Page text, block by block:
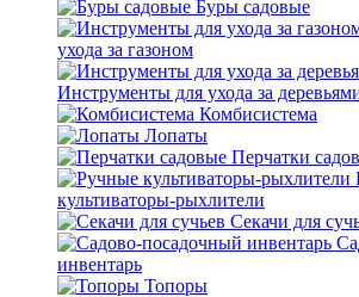
Буры садовые
ухода за газоном
Инструменты для ухода за
Комбисистема
Лопаты
Перчатки
культиваторы-рыхлители
Секачи для
инвентарь
Топоры